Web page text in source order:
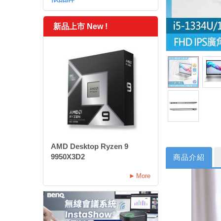
新品上市 New !
AMD Desktop Ryzen 9
9950X3D2
More
商品介紹